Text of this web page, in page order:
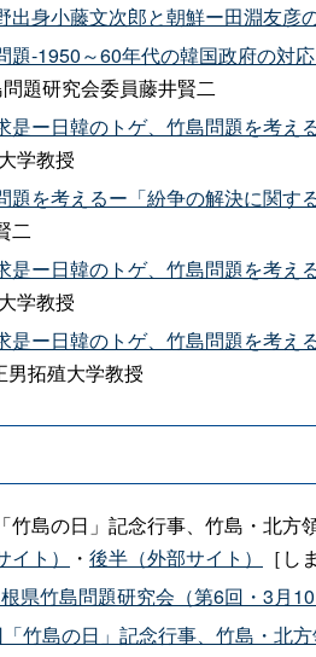
出身小藤文次郎と朝鮮ー田淵友彦
題‐1950～60年代の韓国政府の対
題研究会委員藤井賢二
是ー日韓のトゲ、竹島問題を考え
学教授
題を考えるー「紛争の解決に関す
二
是ー日韓のトゲ、竹島問題を考え
学教授
是ー日韓のトゲ、竹島問題を考え
男拓殖大学教授
竹島の日」記念行事、竹島・北
ト） ・ 後半（外部サイト）
［
県竹島問題研究会（第6回・3月
竹島の日」記念行事、竹島・北